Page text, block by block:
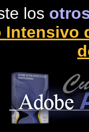
los
Intensivo